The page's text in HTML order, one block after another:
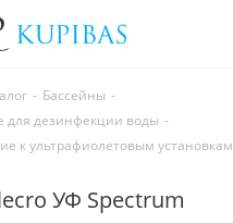
- Бассейны -
для дезинфекции воды -
к ультрафиолетовым установкам
УФ Spectrum